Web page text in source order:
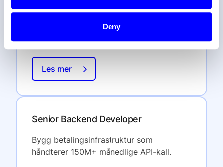
Deny
main focus will be Unified Commerce -
replace fragmented payment setups with
a modern, integrated solution.
Les mer
Senior Backend Developer
Bygg betalingsinfrastruktur som
håndterer 150M+ månedlige API-kall.